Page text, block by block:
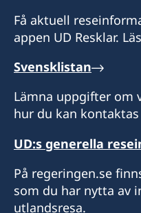
Få aktuell
appen UD Resklar.
Svensklistan
Lämna uppgifter om
hur du kan
UD:s generella
På regeringen.se
som du har nytta av
utlandsresa.